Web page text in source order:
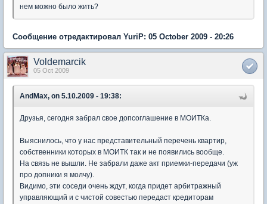
нем можно было жить?
Сообщение отредактировал YuriP: 05 October 2009 - 20:26
Voldemarcik
05 Oct 2009
AndMax, on 5.10.2009 - 19:38:
Друзья, сегодня забрал свое допсоглашение в МОИТКа.
Выяснилось, что у нас представительный перечень квартир,
собственники которых в МОИТК так и не появились вообще.
На связь не вышли. Не забрали даже акт приемки-передачи (уж
про допники я молчу).
Видимо, эти соседи очень ждут, когда придет арбитражный
управляющий и с чистой совестью передаст кредиторам